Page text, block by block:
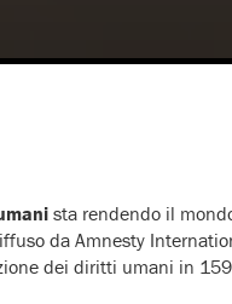
sta rendendo il
da Amnesty
dei diritti umani in